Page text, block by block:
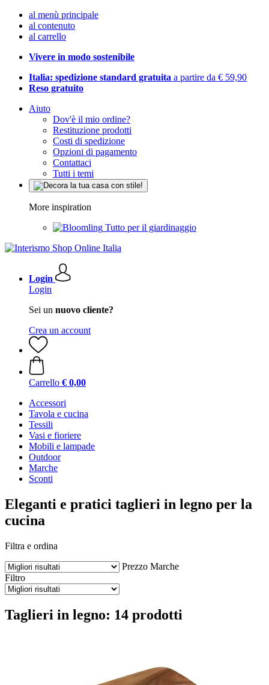
al menù principale
al contenuto
al carrello
Vivere in modo sostenibile
Italia: spedizione standard gratuita a partire da € 59,90
Reso gratuito
Aiuto
Dov'è il mio ordine?
Restituzione prodotti
Costi di spedizione
Opzioni di pagamento
Contattaci
Tutti i temi
More inspiration
Tutto per il giardinaggio
Login
Login
Sei un nuovo cliente?
Crea un account
Carrello € 0,00
Accessori
Tavola e cucina
Tessili
Vasi e fioriere
Mobili e lampade
Outdoor
Marche
Sconti
Eleganti e pratici taglieri in legno per la
cucina
Filtra e ordina
Prezzo Marche
Filtro
Taglieri in legno: 14 prodotti